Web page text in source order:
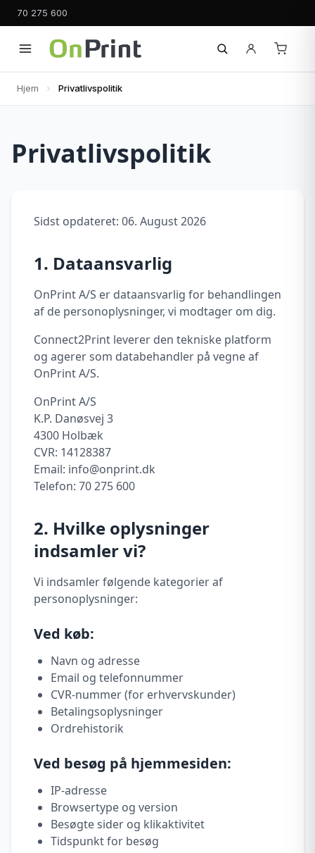
70 275 600
Hjem Privatlivspolitik
Privatlivspolitik
Sidst opdateret: 06. August 2026
1. Dataansvarlig
OnPrint A/S er dataansvarlig for behandlingen
af de personoplysninger, vi modtager om dig.
Connect2Print leverer den tekniske platform
og agerer som databehandler på vegne af
OnPrint A/S.
OnPrint A/S
K.P. Danøsvej 3
4300 Holbæk
CVR: 14128387
Email: info@onprint.dk
Telefon: 70 275 600
2. Hvilke oplysninger
indsamler vi?
Vi indsamler følgende kategorier af
personoplysninger:
Ved køb:
Navn og adresse
Email og telefonnummer
CVR-nummer (for erhvervskunder)
Betalingsoplysninger
Ordrehistorik
Ved besøg på hjemmesiden:
IP-adresse
Browsertype og version
Besøgte sider og klikaktivitet
Tidspunkt for besøg